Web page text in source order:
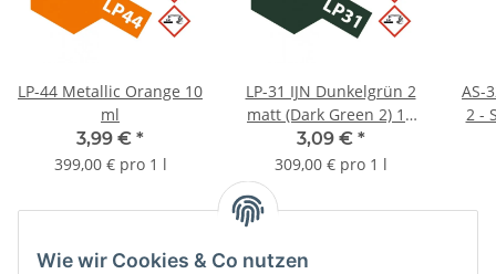
LP-44 Metallic Orange 10
ml
3,99 € *
399,00 € pro 1 l
LP-31 IJN Dunkelgrün 2
matt (Dark Green 2) 10
ml
3,09 € *
309,00 € pro 1 l
AS-
2 -
Wie wir Cookies & Co nutzen